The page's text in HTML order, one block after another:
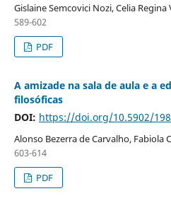
Gislaine Semcovici Nozi, Celia
589-602
PDF
A amizade na sala de aula e a
filosóficas
DOI: https://doi.org/10.5902/
Alonso Bezerra de Carvalho, Fabiola
603-614
PDF